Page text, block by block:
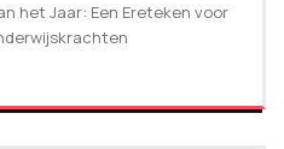
het Jaar: Een Ereteken voor